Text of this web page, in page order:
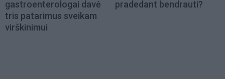
gastroenterologai davė
tris patarimus sveikam
virškinimui
pradedant bendrauti?